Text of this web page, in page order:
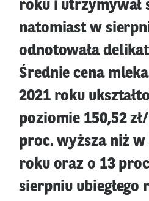
roku i utrzymywał
natomiast w
odnotowała
Średnie cena
2021 roku
poziomie 150,52
proc. wyższa niż w
roku oraz o 13
sierpniu ubiegłego